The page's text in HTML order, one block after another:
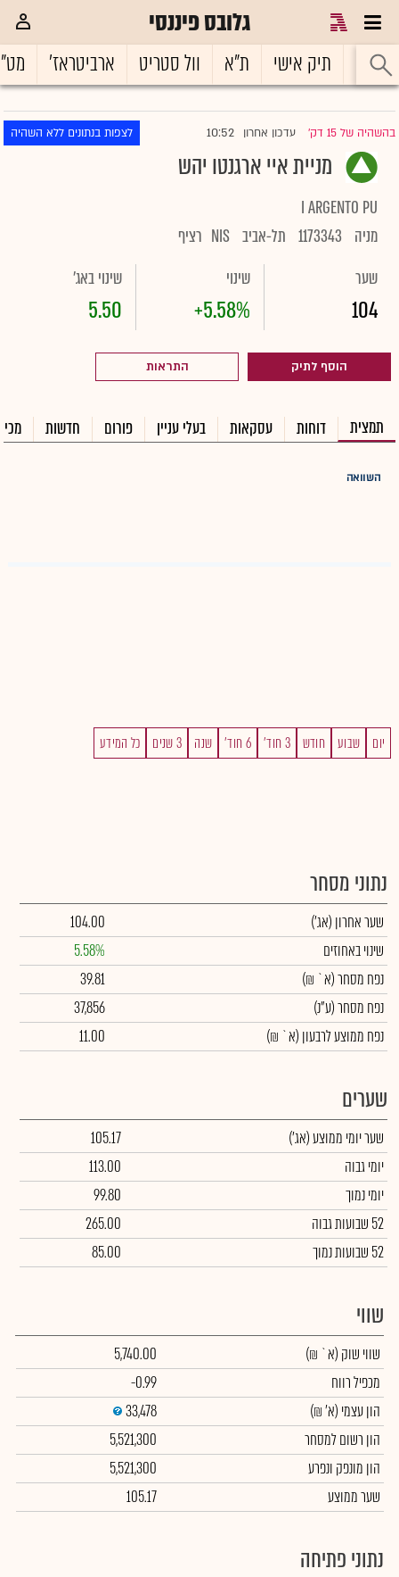
גלובס פיננסי
ראשי תיק אישי ת"א וול סטריט ארביטראז'
בהשהיה של 15 דק' |עדכון אחרון 10:52 לצפות בנתונים ללא השהיה
מניית איי ארגנטו יהש
I ARGENTO PU
מניה
1173343 תל-אביב NIS רציף
שער
104
שינוי
+5.58%
שינוי באג'
5.50
הוסף לתיק התראות
תמצית דוחות עסקאות בעלי עניין פורום חדשות
השוואה
יום שבוע חודש 3 חוד' 6 חוד' שנה 3 שנים כל המידע
נתוני מסחר
שער אחרון (אג')
104.00
שינוי באחוזים
5.58%
נפח מסחר(א` ₪)
39.81
נפח מסחר(ע"נ)
37,856
נפח ממוצע לרבעון (א` ₪)
11.00
שערים
שער יומי ממוצע(אג')
105.17
יומי גבוה
113.00
יומי נמוך
99.80
52 שבועות גבוה
265.00
52 שבועות נמוך
85.00
שווי
שווי שוק (א` ₪)
5,740.00
מכפיל רווח
-0.99
הון עצמי (א' ₪)
33,478
הון רשום למסחר
5,521,300
הון מונפק ונפרע
5,521,300
שער ממוצע
105.17
נתוני פתיחה